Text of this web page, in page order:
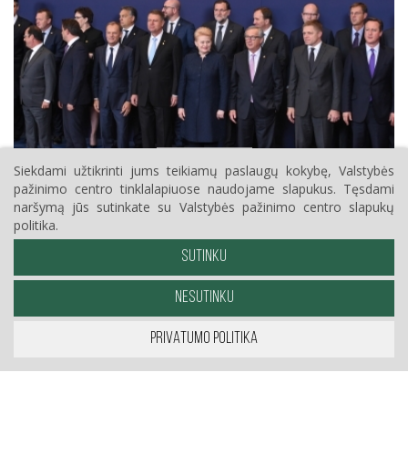
2015-10-16
Prezidentė dalyvauja Europos Vadovų Tarybos
Siekdami užtikrinti jums teikiamų paslaugų kokybę, Valstybės
pažinimo centro tinklalapiuose naudojame slapukus. Tęsdami
naršymą jūs sutinkate su Valstybės pažinimo centro slapukų
politika.
SUTINKU
NESUTINKU
PRIVATUMO POLITIKA